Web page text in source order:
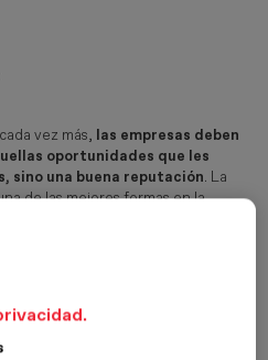
vez más, las empresas deben
oportunidades que les
sino una buena reputación. La
de las mejores formas en la
para que ambas consigan una
beneficios
se busca